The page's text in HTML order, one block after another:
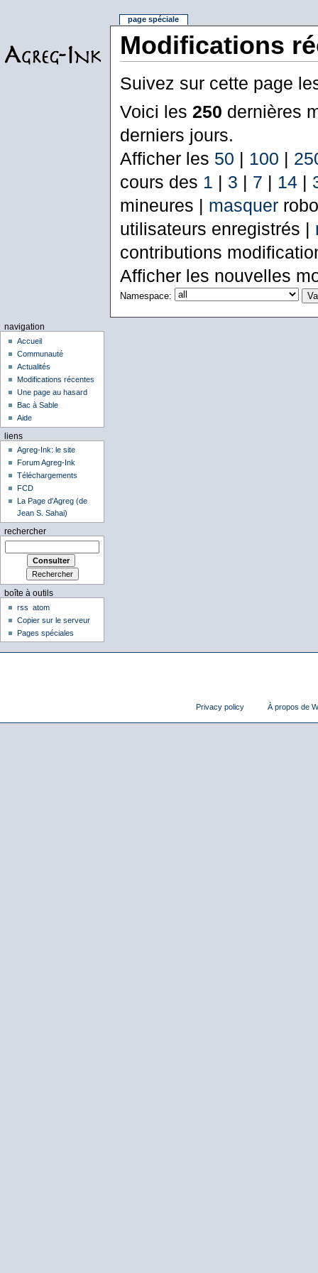
Modifications
Suivez sur cette page
Voici les 250 dernières
derniers jours.
Afficher les 50 | 100 |
cours des 1 | 3 | 7 | 14|
mineures | masquer
utilisateurs enregistrés |
contributions
Afficher les nouvelles
Namespace:
page spéciale
navigation
Accueil
Communauté
Actualités
Modifications récentes
Une page au hasard
Bac à Sable
Aide
liens
Agreg-Ink: le site
Forum Agreg-Ink
Téléchargements
FCD
La Page d'Agreg (de
Jean S. Sahai)
rechercher
boîte à outils
rss
atom
Copier sur le serveur
Pages spéciales
Privacy policy À propos de